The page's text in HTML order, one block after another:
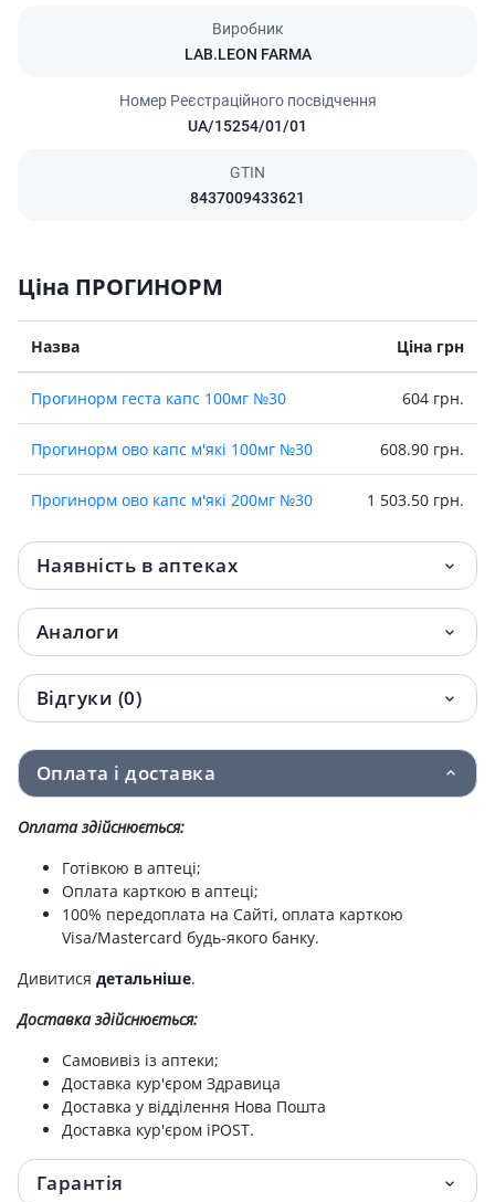
Виробник
LAB.LEON FARMA
Номер Реєстраційного посвідчення
UA/15254/01/01
GTIN
8437009433621
Ціна ПРОГИНОРМ
Назва Ціна грн
Прогинорм геста капс 100мг №30 604 грн.
Прогинорм ово капс м'якi 100мг №30 608.90 грн.
Прогинорм ово капс м'якi 200мг №30 1 503.50 грн.
Наявність в аптеках
Аналоги
Відгуки (0)
Оплата і доставка
Оплата здійснюється:
Готівкою в аптеці;
Оплата карткою в аптеці;
100% передоплата на Сайті, оплата карткою
Visa/Mastercard будь-якого банку.
Дивитися детальніше.
Доставка здійснюється:
Самовивіз із аптеки;
Доставка кур'єром Здравица
Доставка у відділення Нова Пошта
Доставка кур'єром iPOST.
Гарантія